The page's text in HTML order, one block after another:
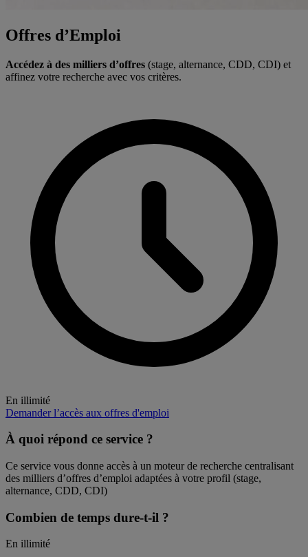
Offres d’Emploi
Accédez à des milliers d’offres (stage, alternance, CDD, CDI) et
affinez votre recherche avec vos critères.
En illimité
Demander l’accès aux offres d'emploi
À quoi répond ce service ?
Ce service vous donne accès à un moteur de recherche centralisant
des milliers d’offres d’emploi adaptées à votre profil (stage,
alternance, CDD, CDI)
Combien de temps dure-t-il ?
En illimité